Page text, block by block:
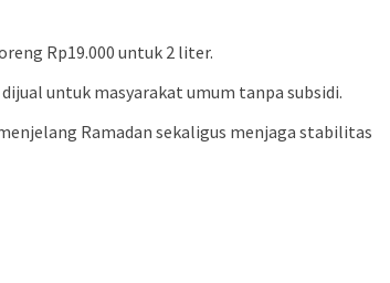
Rp19.000 untuk 2 liter.
untuk masyarakat umum tanpa subsidi.
Ramadan sekaligus menjaga stabilitas